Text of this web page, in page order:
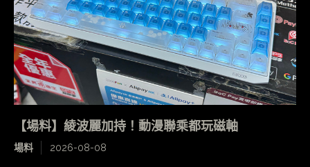
【場料】綾波麗加持！動漫聯乘都玩磁軸
場料 2026-08-08